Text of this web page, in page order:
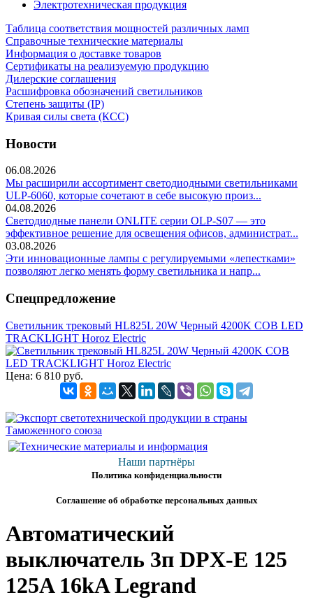
Электротехническая продукция
Таблица соответствия мощностей различных ламп
Справочные технические материалы
Информация о доставке товаров
Сертификаты на реализуемую продукцию
Дилерские соглашения
Расшифровка обозначений светильников
Степень защиты (IP)
Кривая силы света (КСС)
Новости
06.08.2026
Мы расширили ассортимент светодиодными светильниками
ULP-6060, которые сочетают в себе высокую произ...
04.08.2026
Светодиодные панели ONLITE серии OLP-S07 — это
эффективное решение для освещения офисов, администрат...
03.08.2026
Эти инновационные лампы с регулируемыми «лепестками»
позволяют легко менять форму светильника и напр...
Спецпредложение
Светильник трековый HL825L 20W Черный 4200K COB LED
TRACKLIGHT Horoz Electric
Цена: 6 810 руб.
Наши партнёры
Политика конфиденциальности
Соглашение об обработке персональных данных
Автоматический
выключатель 3п DPX-E 125
125A 16kA Legrand